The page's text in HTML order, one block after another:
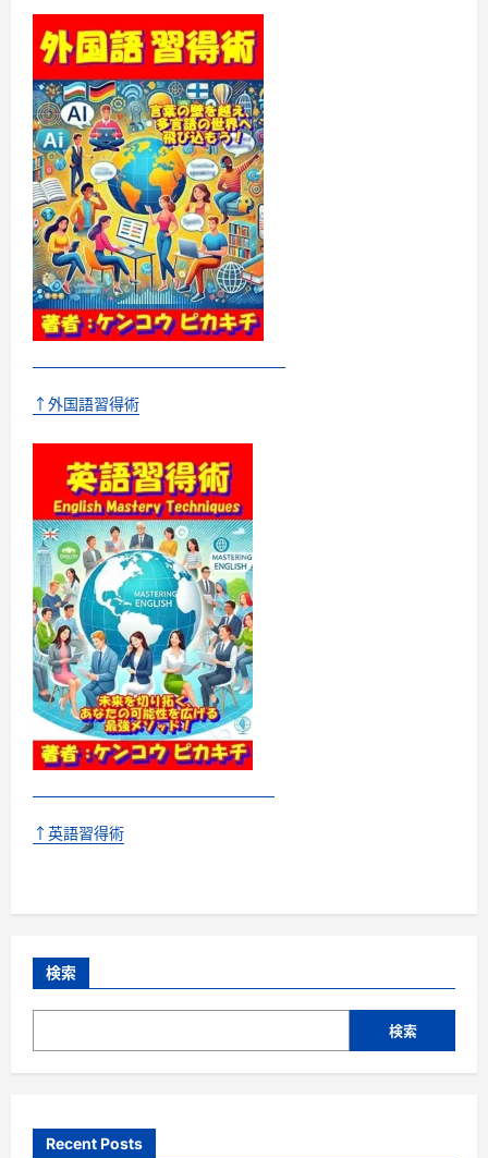
逃
げ
て
る
の？
英
語
の
多
動
力
New
Version
君
の
未
来
を
変
え
る
英
語
の
つ
て
さ
ら
に
読
む
↑外国語習得術
↑英語習得術
検索
検索
Recent Posts